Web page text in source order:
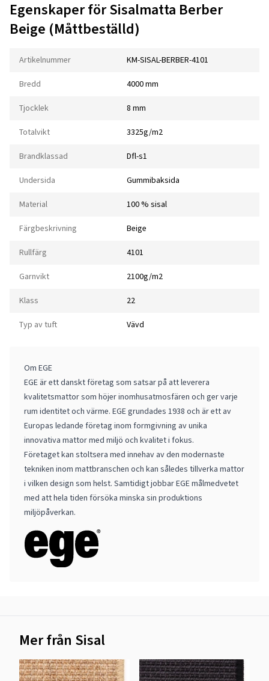
Egenskaper för Sisalmatta Berber
Beige (Måttbeställd)
Artikelnummer KM-SISAL-BERBER-4101
Bredd 4000 mm
Tjocklek 8 mm
Totalvikt 3325g/m2
Brandklassad Dfl-s1
Undersida Gummibaksida
Material 100 % sisal
Färgbeskrivning Beige
Rullfärg 4101
Garnvikt 2100g/m2
Klass 22
Typ av tuft Vävd
Om EGE
EGE är ett danskt företag som satsar på att leverera
kvalitetsmattor som höjer inomhusatmosfären och ger varje
rum identitet och värme. EGE grundades 1938 och är ett av
Europas ledande företag inom formgivning av unika
innovativa mattor med miljö och kvalitet i fokus.
Företaget kan stoltsera med innehav av den modernaste
tekniken inom mattbranschen och kan således tillverka mattor
i vilken design som helst. Samtidigt jobbar EGE målmedvetet
med att hela tiden försöka minska sin produktions
miljöpåverkan.
Mer från Sisal